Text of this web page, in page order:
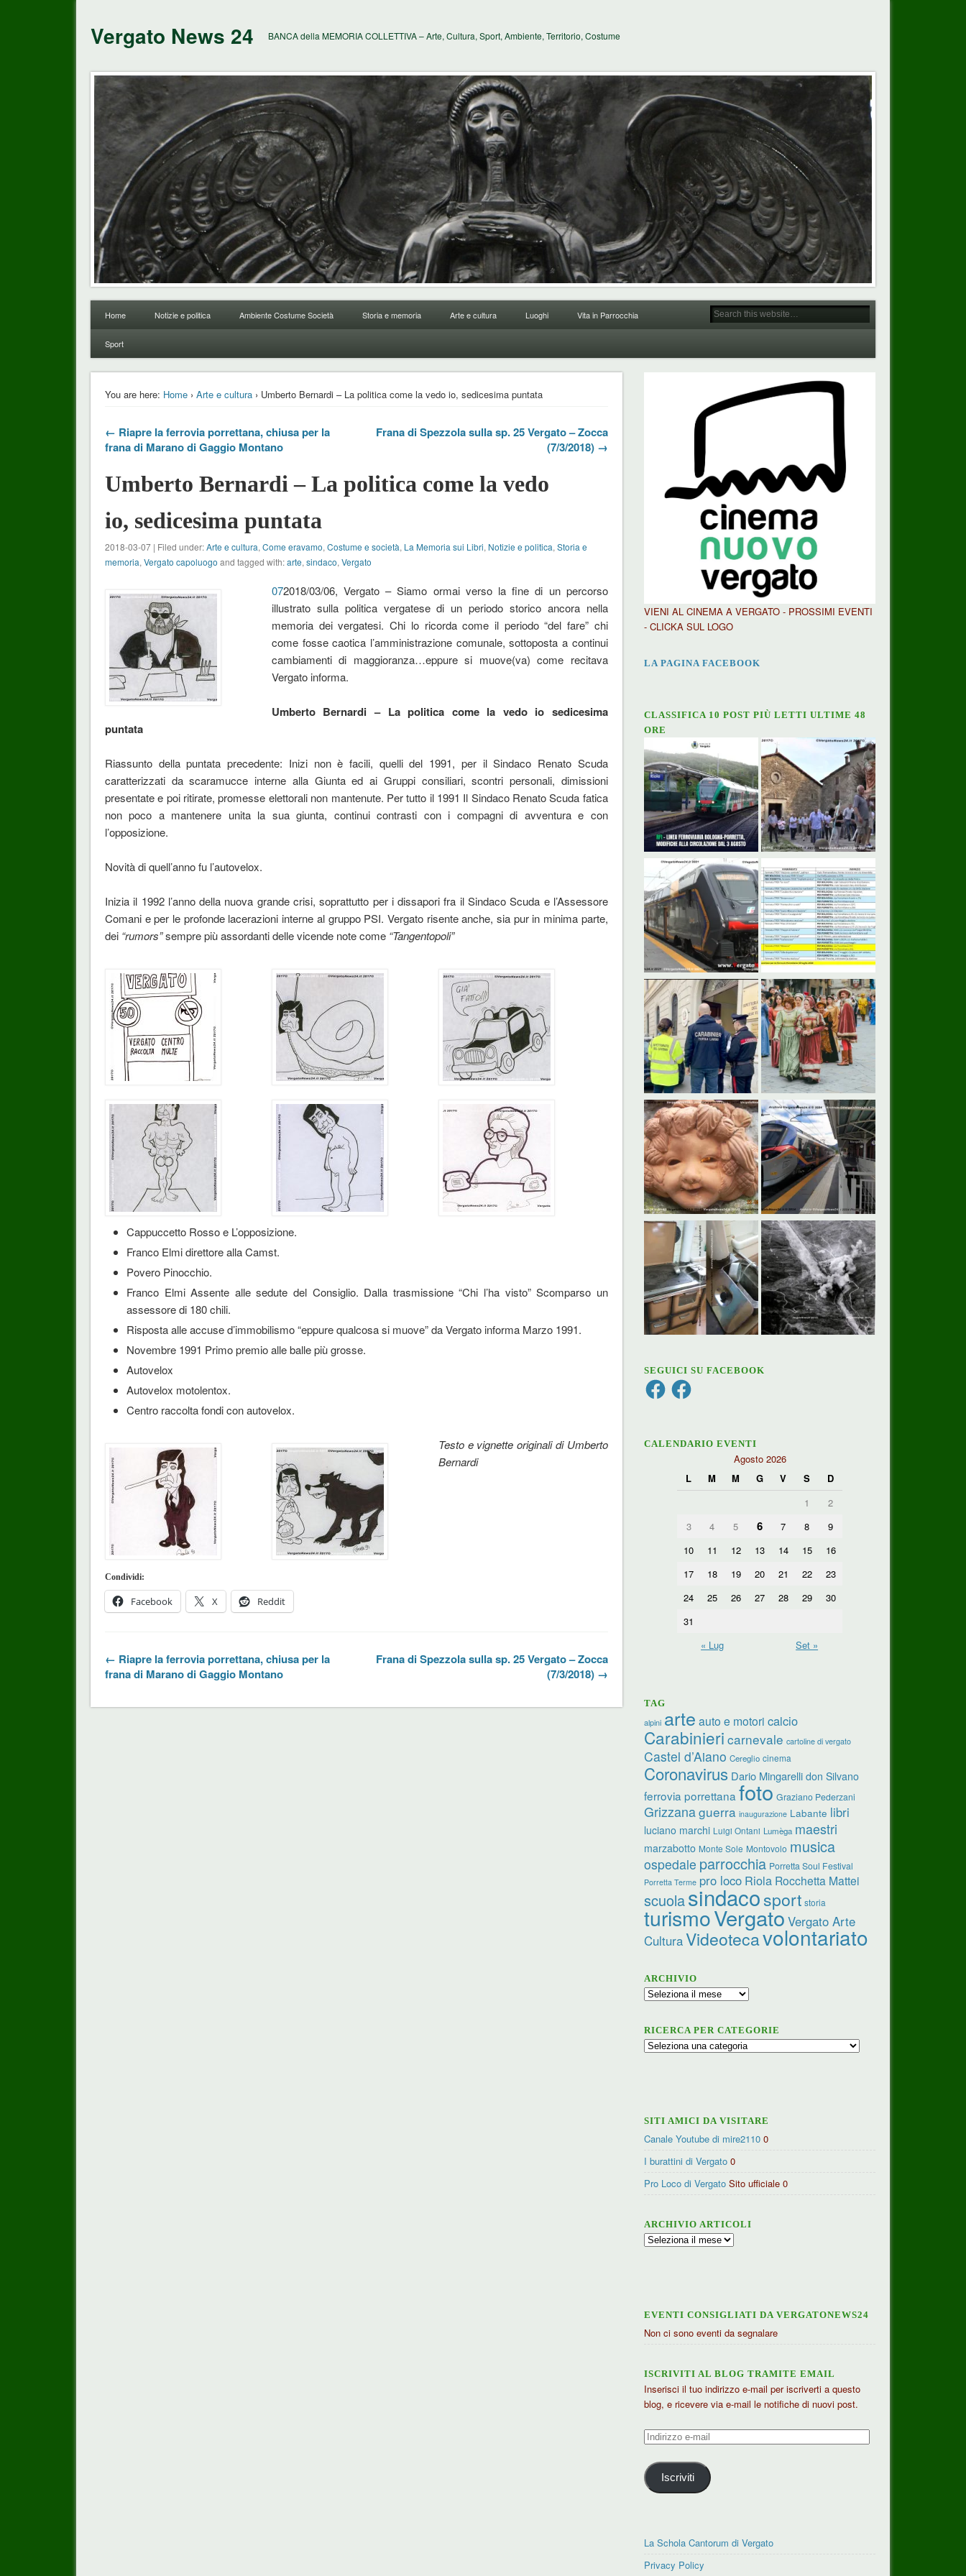
Vergato News 24 BANCA della MEMORIA COLLETTIVA – Arte, Cultura, Sport, Ambiente, Territorio, Costume
Home Notizie e politica Ambiente Costume Società Storia e memoria Arte e cultura Luoghi Vita in Parrocchia
Sport
You are here: Home› Arte e cultura› Umberto Bernardi – La politica come la vedo io, sedicesima puntata
← Riapre la ferrovia porrettana, chiusa per la
frana di Marano di Gaggio Montano
Frana di Spezzola sulla sp. 25 Vergato – Zocca
(7/3/2018) →
Umberto Bernardi – La politica come la vedo
io, sedicesima puntata
2018-03-07 | Filed under:Arte e cultura, Come eravamo, Costume e società, La Memoria sui Libri, Notizie e politica, Storia e
memoria, Vergato capoluogo and tagged with:arte, sindaco, Vergato
072018/03/06, Vergato – Siamo ormai verso la fine di un percorso
illustrato sulla politica vergatese di un periodo storico ancora nella
memoria dei vergatesi. Chi lo ricorda come il periodo “del fare” chi
come fosse caotica l’amministrazione comunale, sottoposta a continui
cambiamenti di maggioranza…eppure si muove(va) come recitava
Vergato informa.
Umberto Bernardi – La politica come la vedo io sedicesima
puntata
Riassunto della puntata precedente: Inizi non è facili, quelli del 1991, per il Sindaco Renato Scuda
caratterizzati da scaramucce interne alla Giunta ed ai Gruppi consiliari, scontri personali, dimissioni
presentate e poi ritirate, promesse elettorali non mantenute. Per tutto il 1991 Il Sindaco Renato Scuda fatica
non poco a mantenere unita la sua giunta, continui contrasti con i compagni di avventura e con
l’opposizione.
Novità di quell’anno fu l’autovelox.
Inizia il 1992 l’anno della nuova grande crisi, soprattutto per i dissapori fra il Sindaco Scuda e l’Assessore
Comani e per le profonde lacerazioni interne al gruppo PSI. Vergato risente anche, sia pur in minima parte,
dei “rumors”sempre più assordanti delle vicende note come “Tangentopoli”
Cappuccetto Rosso e L’opposizione.
Franco Elmi direttore alla Camst.
Povero Pinocchio.
Franco Elmi Assente alle sedute del Consiglio. Dalla trasmissione “Chi l’ha visto” Scomparso un
assessore di 180 chili.
Risposta alle accuse d’immobilismo “eppure qualcosa si muove” da Vergato informa Marzo 1991.
Novembre 1991 Primo premio alle balle più grosse.
Autovelox
Autovelox motolentox.
Centro raccolta fondi con autovelox.
Testo e vignette originali di Umberto
Bernardi
Condividi:
Facebook X Reddit
← Riapre la ferrovia porrettana, chiusa per la
frana di Marano di Gaggio Montano
Frana di Spezzola sulla sp. 25 Vergato – Zocca
(7/3/2018) →
VIENI AL CINEMA A VERGATO - PROSSIMI EVENTI
- CLICKA SUL LOGO
LA PAGINA FACEBOOK
CLASSIFICA 10 POST PIÙ LETTI ULTIME 48
ORE
SEGUICI SU FACEBOOK
FacebookFacebook
CALENDARIO EVENTI
Agosto 2026
L
M M G V S
D
1
2
3
4 5 6 7 8
9
10
11 12 13 14 15
16
17
18 19 20 21 22
23
24
25 26 27 28 29
30
31
« Lug
Set »
TAG
alpini arte auto e motori calcio
Carabinieri carnevale cartoline di vergato
Castel d’Aiano Cereglio cinema
Coronavirus Dario Mingarelli don Silvano
ferrovia porrettana foto Graziano Pederzani
Grizzanaguerra inaugurazione Labante libri
luciano marchi Luigi Ontani Lumèga maestri
marzabotto Monte Sole Montovolo musica
ospedale parrocchia Porretta Soul Festival
Porretta Terme pro loco Riola Rocchetta Mattei
scuolasindacosport storia
turismoVergato Vergato Arte
CulturaVideotecavolontariato
ARCHIVIO
Archivio
RICERCA PER CATEGORIE
Ricerca
SITI AMICI DA VISITARE
Canale Youtube di mire2110 0
I burattini di Vergato 0
Pro Loco di Vergato Sito ufficiale 0
ARCHIVIO ARTICOLI
Archivio
EVENTI CONSIGLIATI DA VERGATONEWS24
Non ci sono eventi da segnalare
ISCRIVITI AL BLOG TRAMITE EMAIL
Inserisci il tuo indirizzo e-mail per iscriverti a questo
blog, e ricevere via e-mail le notifiche di nuovi post.
Indirizzo
mail
Iscriviti
La Schola Cantorum di Vergato
Privacy Policy